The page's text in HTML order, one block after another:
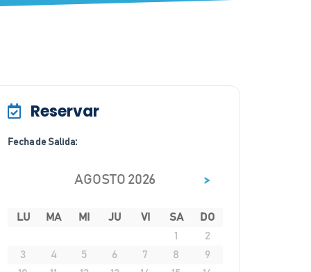
Reservar
Fecha de Salida:
AGOSTO 2026 >
LU MA MI JU VI SA
DO
1
2
3
4 5 6 7 8
9